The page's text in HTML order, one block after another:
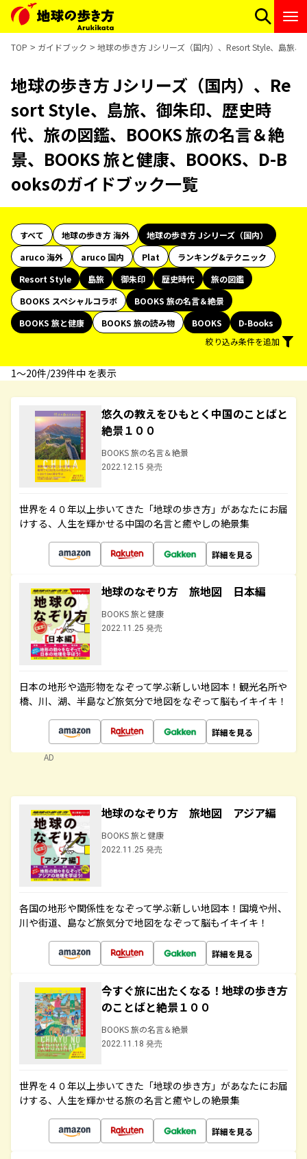
TOP ガイドブック 地球の歩き方 Jシリーズ（国内）、Resort Style、島旅
地球の歩き方 Jシリーズ（国内）、Re
sort Style、島旅、御朱印、歴史時
代、旅の図鑑、BOOKS 旅の名言＆絶
景、BOOKS 旅と健康、BOOKS、D-B
ooksのガイドブック一覧
すべて 地球の歩き方 海外
地球の歩き方 Jシリーズ（国内）
aruco 海外
aruco 国内 Plat
ランキング&テクニック
Resort Style
島旅 御朱印 歴史時代
旅の図鑑
BOOKS スペシャルコラボ
BOOKS 旅の名言＆絶景
BOOKS 旅と健康
BOOKS 旅の読み物 BOOKS
D-Books
絞り込み条件を追加
1〜20件/239件中 を表示
悠久の教えをひもとく中国のことばと
絶景１００
BOOKS 旅の名言＆絶景
2022.12.15 発売
世界を４０年以上歩いてきた「地球の歩き方」があなたにお届
けする、人生を輝かせる中国の名言と癒やしの絶景集
詳細を見る
地球のなぞり方 旅地図 日本編
BOOKS 旅と健康
2022.11.25 発売
日本の地形や造形物をなぞって学ぶ新しい地図本！観光名所や
橋、川、湖、半島など旅気分で地図をなぞって脳もイキイキ！
詳細を見る
AD
地球のなぞり方 旅地図 アジア編
BOOKS 旅と健康
2022.11.25 発売
各国の地形や関係性をなぞって学ぶ新しい地図本！国境や州、
川や街道、島など旅気分で地図をなぞって脳もイキイキ！
詳細を見る
今すぐ旅に出たくなる！地球の歩き方
のことばと絶景１００
BOOKS 旅の名言＆絶景
2022.11.18 発売
世界を４０年以上歩いてきた「地球の歩き方」があなたにお届
けする、人生を輝かせる旅の名言と癒やしの絶景集
詳細を見る